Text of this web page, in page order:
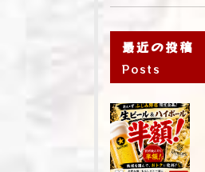
最近の投稿
Posts